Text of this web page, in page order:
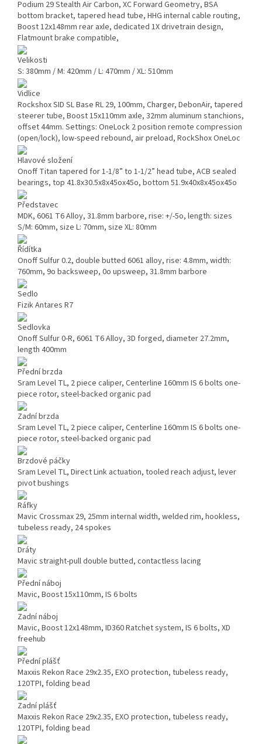
Podium 29 Stealth Air Carbon, XC Forward Geometry, BSA
bottom bracket, tapered head tube, HHG internal cable routing,
Boost 12x148mm rear axle, dedicated 1X drivetrain design,
Flatmount brake compatible,
Velikosti
S: 380mm / M: 420mm / L: 470mm / XL: 510mm
Vidlice
Rockshox SID SL Base RL 29, 100mm, Charger, DebonAir, tapered
steerer tube, Boost 15x110mm axle, 32mm aluminum stanchions,
offset 44mm. Settings: OneLock 2 position remote compression
(open/lock), low-speed rebound, air preload, RockShox OneLoc
Hlavové složení
Onoff Titan tapered for 1-1/8” to 1-1/2” head tube, ACB sealed
bearings, top 41.8x30.5x8x45ox45o, bottom 51.9x40x8x45ox45o
Představec
MDK, 6061 T6 Alloy, 31.8mm barbore, rise: +/-5o, length: sizes
S/M: 60mm, size L: 70mm, size XL: 80mm
Řídítka
Onoff Sulfur 0.2, double butted 6061 alloy, rise: 4.8mm, width:
760mm, 9o backsweep, 0o upsweep, 31.8mm barbore
Sedlo
Fizik Antares R7
Sedlovka
Onoff Sulfur 0-R, 6061 T6 Alloy, 3D forged, diameter 27.2mm,
length 400mm
Přední brzda
Sram Level TL, 2 piece caliper, Centerline 160mm IS 6 bolts one-
piece rotor, steel-backed organic pad
Zadní brzda
Sram Level TL, 2 piece caliper, Centerline 160mm IS 6 bolts one-
piece rotor, steel-backed organic pad
Brzdové páčky
Sram Level TL, Direct Link actuation, tooled reach adjust, lever
pivot bushings
Ráfky
Mavic Crossmax 29, 25mm internal width, welded rim, hookless,
tubeless ready, 24 spokes
Dráty
Mavic straight-pull double butted, contactless lacing
Přední náboj
Mavic, Boost 15x110mm, IS 6 bolts
Zadní náboj
Mavic, Boost 12x148mm, ID360 Ratchet system, IS 6 bolts, XD
freehub
Přední plášť
Maxxis Rekon Race 29x2.35, EXO protection, tubeless ready,
120TPI, folding bead
Zadní plášť
Maxxis Rekon Race 29x2.35, EXO protection, tubeless ready,
120TPI, folding bead